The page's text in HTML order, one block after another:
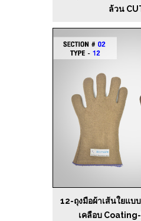
ล้วน
12-ถุงมือผ้าเส้นใยแ
เคลือบ